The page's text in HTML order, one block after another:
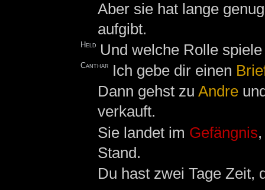
Aber sie hat lange
aufgibt.
Held Und welche Rolle
Canthar Ich gebe dir einen
Dann gehst zu Andre
verkauft.
Sie landet im Gefängnis
Stand.
Du hast zwei Tage Zeit,